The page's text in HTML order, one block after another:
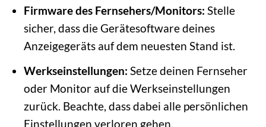
Firmware des Fernsehers/Monitors: Stelle
sicher, dass die Gerätesoftware deines
Anzeigegeräts auf dem neuesten Stand ist.
Werkseinstellungen: Setze deinen Fernseher
oder Monitor auf die Werkseinstellungen
zurück. Beachte, dass dabei alle persönlichen
Einstellungen verloren gehen.